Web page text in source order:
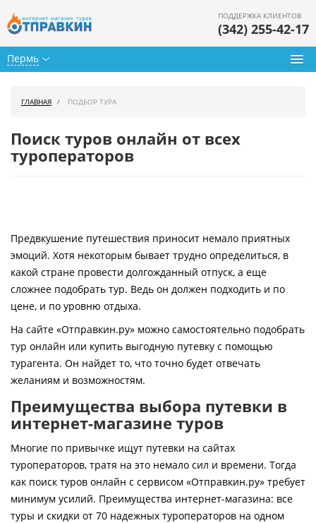
Пермь
ПОДДЕРЖКА КЛИЕНТОВ
(342) 255-42-17
Горящие туры
Страны
Как купить
Контакты
ГЛАВНАЯ ПОДБОР ТУРА
Поиск туров онлайн от всех
туроператоров
Предвкушение путешествия приносит немало приятных
эмоций. Хотя некоторым бывает трудно определиться, в
какой стране провести долгожданный отпуск, а еще
сложнее подобрать тур. Ведь он должен подходить и по
цене, и по уровню отдыха.
На сайте «Отправкин.ру» можно самостоятельно подобрать
тур онлайн или купить выгодную путевку с помощью
турагента. Он найдет то, что точно будет отвечать
желаниям и возможностям.
Преимущества выбора путевки в
интернет-магазине туров
Многие по привычке ищут путевки на сайтах
туроператоров, тратя на это немало сил и времени. Тогда
как поиск туров онлайн с сервисом «Отправкин.ру» требует
минимум усилий. Преимущества интернет-магазина: все
туры и скидки от 70 надежных туроператоров на одном